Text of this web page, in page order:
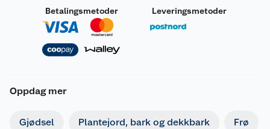
Betalingsmetoder Leveringsmetoder
Oppdag mer
Gjødsel Plantejord, bark og dekkbark Frø